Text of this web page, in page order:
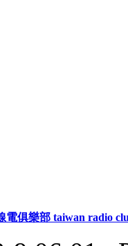
電俱樂部 taiwan radio